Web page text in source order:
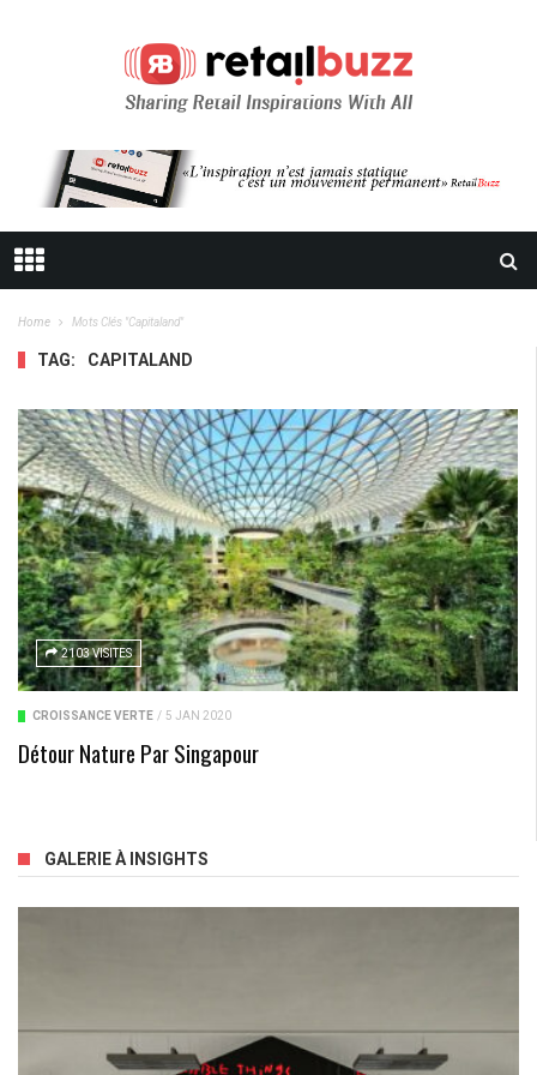
Home Mots Clés "capitaland"
TAG: CAPITALAND
2103 VISITES
CROISSANCE VERTE / 5 JAN 2020
Détour Nature Par Singapour
GALERIE À INSIGHTS